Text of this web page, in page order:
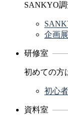
SANKYO調
企画
研修室
初めての方
初心
資料室